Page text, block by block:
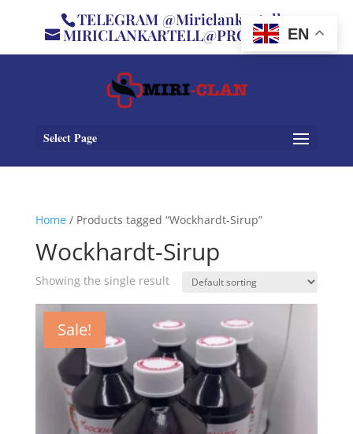
TELEGRAM @Miriclankartell
MIRICLANKARTELL@PROTON.ME
Select Page
Home/ Products tagged “Wockhardt-Sirup”
Wockhardt-Sirup
Showing the single result
Sale!
EN